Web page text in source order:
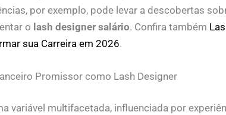
por exemplo, pode levar a descobertas
o lash designer salário. Confira também
sua Carreira em 2026.
Promissor como Lash Designer
variável multifacetada, influenciada por